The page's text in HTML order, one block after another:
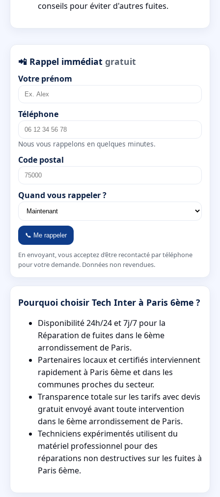
conseils pour éviter d'autres fuites.
📲 Rappel immédiat gratuit
Votre prénom
Téléphone
Nous vous rappelons en quelques minutes.
Code postal
Quand vous rappeler ?
📞 Me rappeler
En envoyant, vous acceptez d’être recontacté par téléphone
pour votre demande. Données non revendues.
Pourquoi choisir Tech Inter à Paris 6ème ?
Disponibilité 24h/24 et 7j/7 pour la
Réparation de fuites dans le 6ème
arrondissement de Paris.
Partenaires locaux et certifiés interviennent
rapidement à Paris 6ème et dans les
communes proches du secteur.
Transparence totale sur les tarifs avec devis
gratuit envoyé avant toute intervention
dans le 6ème arrondissement de Paris.
Techniciens expérimentés utilisent du
matériel professionnel pour des
réparations non destructives sur les fuites à
Paris 6ème.